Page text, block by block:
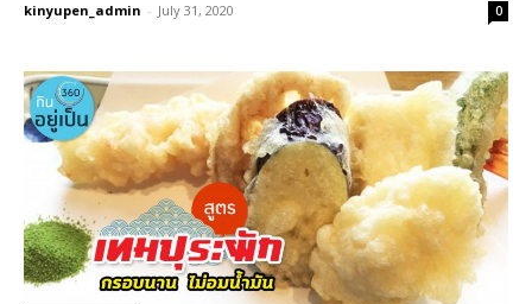
kinyupen_admin - July 31, 2020 0